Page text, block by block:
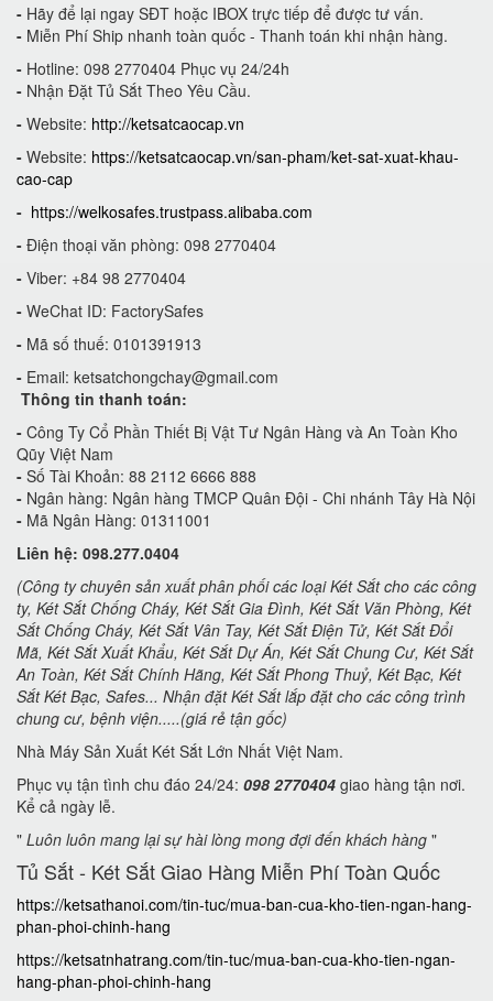
- Hãy để lại ngay SĐT hoặc IBOX trực tiếp để được tư vấn.
- Miễn Phí Ship nhanh toàn quốc - Thanh toán khi nhận hàng.
- Hotline: 098 2770404 Phục vụ 24/24h
- Nhận Đặt Tủ Sắt Theo Yêu Cầu.
- Website: http://ketsatcaocap.vn
- Website: https://ketsatcaocap.vn/san-pham/ket-sat-xuat-khau-
cao-cap
- https://welkosafes.trustpass.alibaba.com
- Điện thoại văn phòng: 098 2770404
- Viber: +84 98 2770404
- WeChat ID: FactorySafes
- Mã số thuế: 0101391913
- Email: ketsatchongchay@gmail.com
Thông tin thanh toán:
- Công Ty Cổ Phần Thiết Bị Vật Tư Ngân Hàng và An Toàn Kho
Qũy Việt Nam
- Số Tài Khoản: 88 2112 6666 888
- Ngân hàng: Ngân hàng TMCP Quân Đội - Chi nhánh Tây Hà Nội
- Mã Ngân Hàng: 01311001
Liên hệ: 098.277.0404
(Công ty chuyên sản xuất phân phối các loại Két Sắt cho các công
ty, Két Sắt Chống Cháy, Két Sắt Gia Đình, Két Sắt Văn Phòng, Két
Sắt Chống Cháy, Két Sắt Vân Tay, Két Sắt Điện Tử, Két Sắt Đổi
Mã, Két Sắt Xuất Khẩu, Két Sắt Dự Án, Két Sắt Chung Cư, Két Sắt
An Toàn, Két Sắt Chính Hãng, Két Sắt Phong Thuỷ, Két Bạc, Két
Sắt Két Bạc, Safes... Nhận đặt Két Sắt lắp đặt cho các công trình
chung cư, bệnh viện.....(giá rẻ tận gốc)
Nhà Máy Sản Xuất Két Sắt Lớn Nhất Việt Nam.
Phục vụ tận tình chu đáo 24/24: 098 2770404 giao hàng tận nơi.
Kể cả ngày lễ.
" Luôn luôn mang lại sự hài lòng mong đợi đến khách hàng "
Tủ Sắt - Két Sắt Giao Hàng Miễn Phí Toàn Quốc
https://ketsathanoi.com/tin-tuc/mua-ban-cua-kho-tien-ngan-hang-
phan-phoi-chinh-hang
https://ketsatnhatrang.com/tin-tuc/mua-ban-cua-kho-tien-ngan-
hang-phan-phoi-chinh-hang